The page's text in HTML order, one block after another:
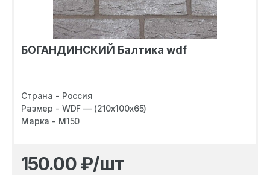
БОГАНДИНСКИЙ Балтика wdf
Страна - Россия
Размер - WDF — (210х100х65)
Марка - M150
150.00₽/шт